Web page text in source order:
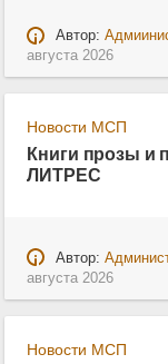
Автор:
августа 2026
Новости МСП
Книги прозы и
ЛИТРЕС
Автор:
августа 2026
Новости МСП